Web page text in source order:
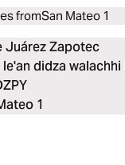
fromSan Mateo 1
Juárez Zapotec
didza walachhi
1